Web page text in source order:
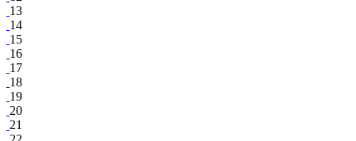
13
14
15
16
17
18
19
20
21